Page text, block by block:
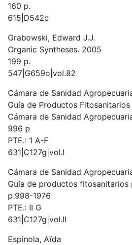
160 p.
615|D542c
Grabowski, Edward J.J.
Organic Syntheses. 2005
199 p.
547|G659o|vol.82
Cámara de Sanidad
Guía de Productos
Cámara de Sanidad
996 p
PTE.: 1 A-F
631|C127g|vol.I
Cámara de Sanidad
Guía de productos fitosanitarios
p.998-1976
PTE.: II G
631|C127g|vol.II
Espinola, Aïda